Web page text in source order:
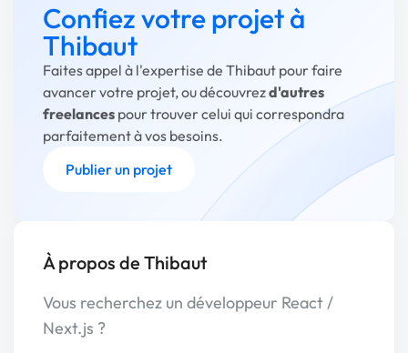
Confiez votre projet à
Thibaut
Faites appel à l'expertise de Thibaut pour faire
avancer votre projet, ou découvrezd'autres
freelances pour trouver celui qui correspondra
parfaitement à vos besoins.
Publier un projet
À propos de Thibaut
Vous recherchez un développeur React /
Next.js ?